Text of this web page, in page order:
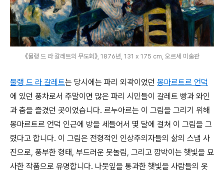
《물랭 드 라 갈레트의 무도회》, 1876년, 131 x 175 cm, 오르세 미술관
물랭 드 라 갈레트는 당시에는 파리 외곽이었던 몽마르트르 언덕
에 있던 풍차로서 주말이면 많은 파리 시민들이 갈레트 빵과 와인
과 춤을 즐겼던 곳이었습니다. 르누아르는 이 그림을 그리기 위해
몽마르트르 언덕 인근에 방을 세들어서 몇 달에 걸쳐 이 그림을 그
렸다고 합니다. 이 그림은 전형적인 인상주의자들의 삶의 스냅 사
진으로, 풍부한 형태, 부드러운 붓놀림, 그리고 깜박이는 햇빛을 묘
사한 작품으로 유명합니다. 나뭇잎을 통과한 햇빛을 사람들의 옷